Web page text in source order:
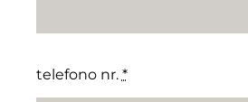
telefono nr. *